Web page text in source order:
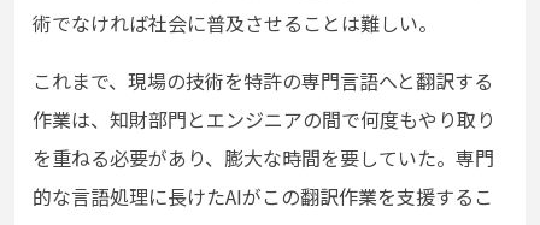
術でなければ社会に普及させることは難しい。
これまで、現場の技術を特許の専門言語へと翻訳する
作業は、知財部門とエンジニアの間で何度もやり取り
を重ねる必要があり、膨大な時間を要していた。専門
的な言語処理に長けたAIがこの翻訳作業を支援するこ